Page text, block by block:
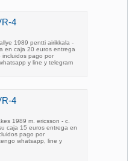
4
1989 pentti airikkala -
en caja 20 euros entrega
incluidos pago por
y line y telegram
4
1989 m. ericsson - c.
caja 15 euros entrega en
pago por
whatsapp, line y